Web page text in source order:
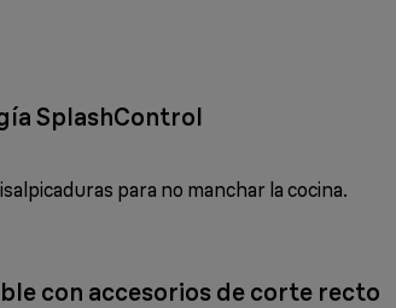
SplashControl
para no manchar la cocina.
con accesorios de corte recto